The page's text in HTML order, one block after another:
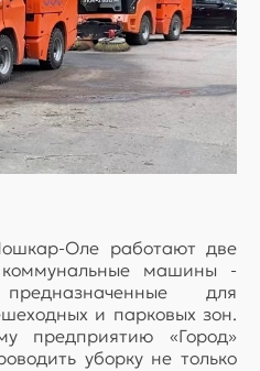
Оле работают две
коммунальные машины -
для
и парковых зон.
предприятию «Город»
уборку не только